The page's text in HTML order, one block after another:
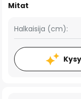
Mitat
Halkaisija (cm):